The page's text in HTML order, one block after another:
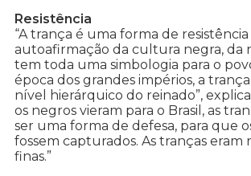
Resistência
“A trança é uma forma de
autoafirmação da cultura negra, da
tem toda uma simbologia para o
época dos grandes impérios, a
nível hierárquico do reinado”,
os negros vieram para o Brasil, as
ser uma forma de defesa, para que
fossem capturados. As tranças eram
finas.”